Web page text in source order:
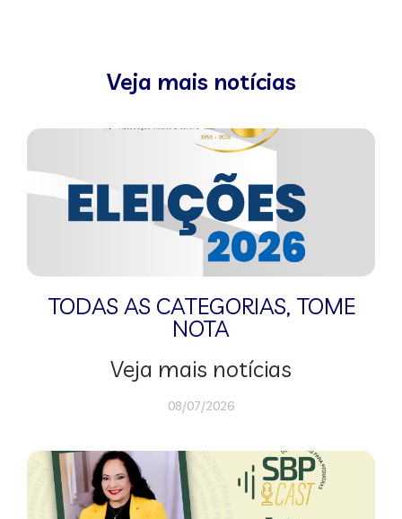
Veja mais notícias
TODAS AS CATEGORIAS, TOME
NOTA
Veja mais notícias
08/07/2026